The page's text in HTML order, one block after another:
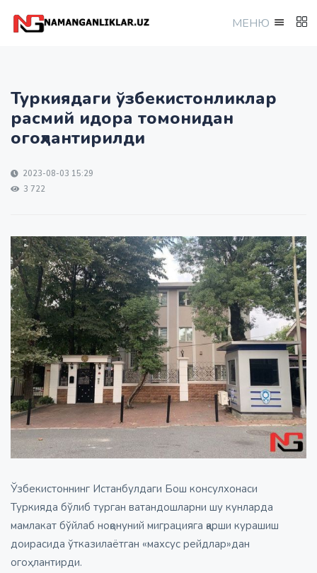
МEНЮ
Туркиядаги ўзбекистонликлар
расмий идора томонидан
огоҳлантирилди
2023-08-03 15:29
3 722
Ўзбекистоннинг Истанбулдаги Бош консулхонаси
Туркияда бўлиб турган ватандошларни шу кунларда
мамлакат бўйлаб ноқонуний миграцияга қарши курашиш
доирасида ўтказилаётган «махсус рейдлар»дан
огоҳлантирди.